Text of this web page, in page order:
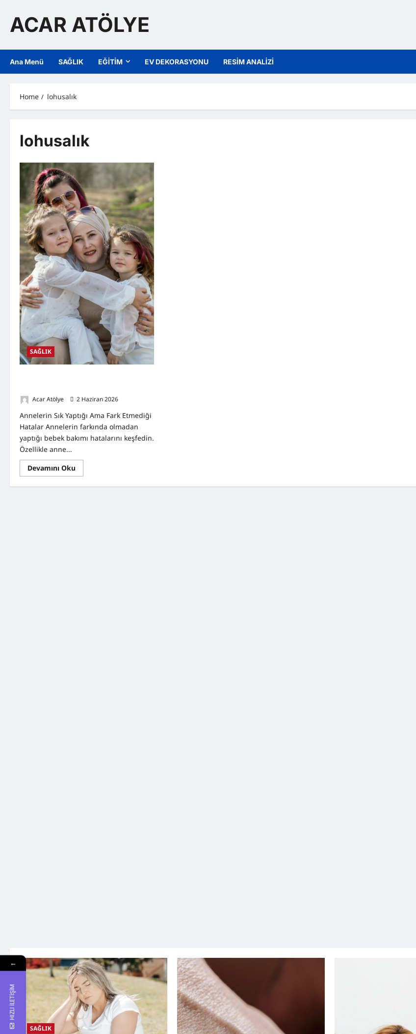
content
ACAR ATÖLYE
Ana Menü SAĞLIK EĞİTİM EV DEKORASYONU RESİM ANALİZİ
Home lohusalık
lohusalık
SAĞLIK
Acar Atölye
2 Haziran 2026
Annelerin Sık Yaptığı Ama Fark Etmediği
Hatalar Annelerin farkında olmadan
yaptığı bebek bakımı hatalarını keşfedin.
Özellikle anne...
Devamını Oku
more
Annelerin
SAĞLIK
←
HIZLI İLETİŞİM